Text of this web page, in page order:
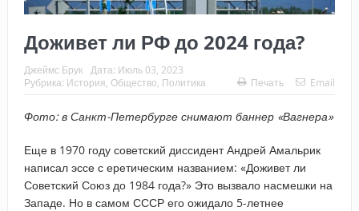
Доживет ли РФ до 2024 года?
Джеймс Брук Дата: Июль 03, 2023
Рубрика: История Общество Политика Печать Email
Фото: в Санкт-Петербурге снимают баннер «Вагнера»
Еще в 1970 году советский диссидент Андрей Амальрик
написал эссе с еретическим названием: «Доживет ли
Советский Союз до 1984 года?» Это вызвало насмешки на
Западе. Но в самом СССР его ожидало 5-летнее